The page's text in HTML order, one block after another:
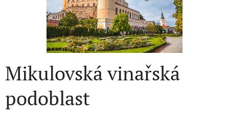
Mikulovská vinařská
podoblast